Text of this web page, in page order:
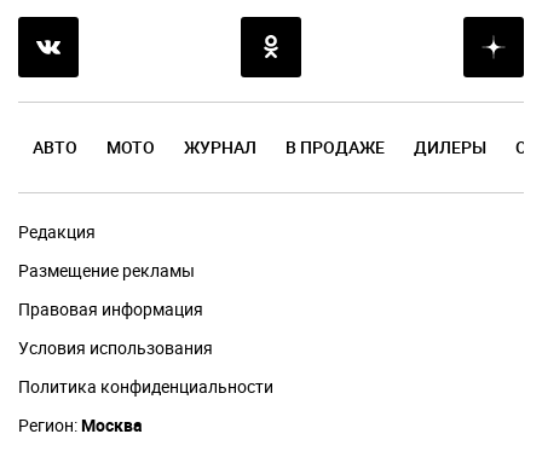
АВТО МОТО ЖУРНАЛ В ПРОДАЖЕ ДИЛЕРЫ
Редакция
Размещение рекламы
Правовая информация
Условия использования
Политика конфиденциальности
Регион:Москва